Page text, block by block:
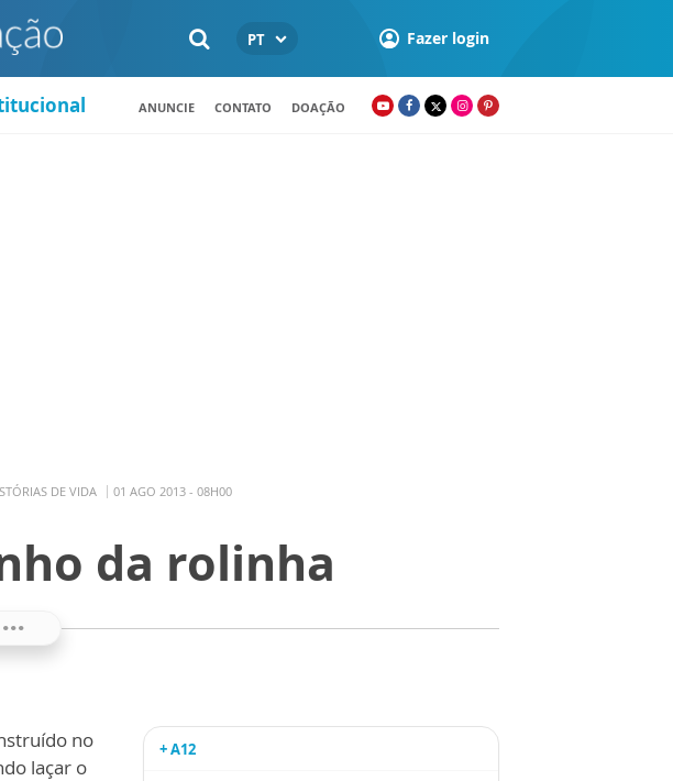
PT Fazer login
ANUNCIE CONTATO DOAÇÃO
DE VIDA 01 AGO 2013 - 08H00
da rolinha
no
laçar o
+ A12